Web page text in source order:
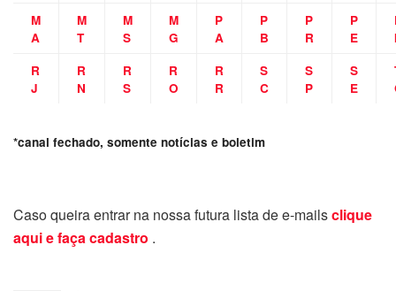
M
A
M
T
M
S
M
G
P
A
P
B
P
R
P
E
R
J
R
N
R
S
R
O
R
R
S
C
S
P
S
E
*canal fechado, somente notícias e boletim
Caso queira entrar na nossa futura lista de e-mailsclique
aqui e faça cadastro .